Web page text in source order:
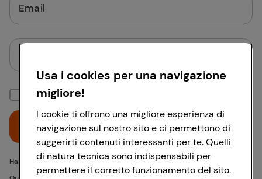
Email
Mantieni la sessione attiva
Hai problemi di accesso? {{recover-pwd}} o {{recover-email}}
Accedi
Usa i cookies per una navigazione
migliore!
I cookie ti offrono una migliore esperienza di
navigazione sul nostro sito e ci permettono di
suggerirti contenuti interessanti per te. Quelli
di natura tecnica sono indispensabili per
permettere il corretto funzionamento del sito.